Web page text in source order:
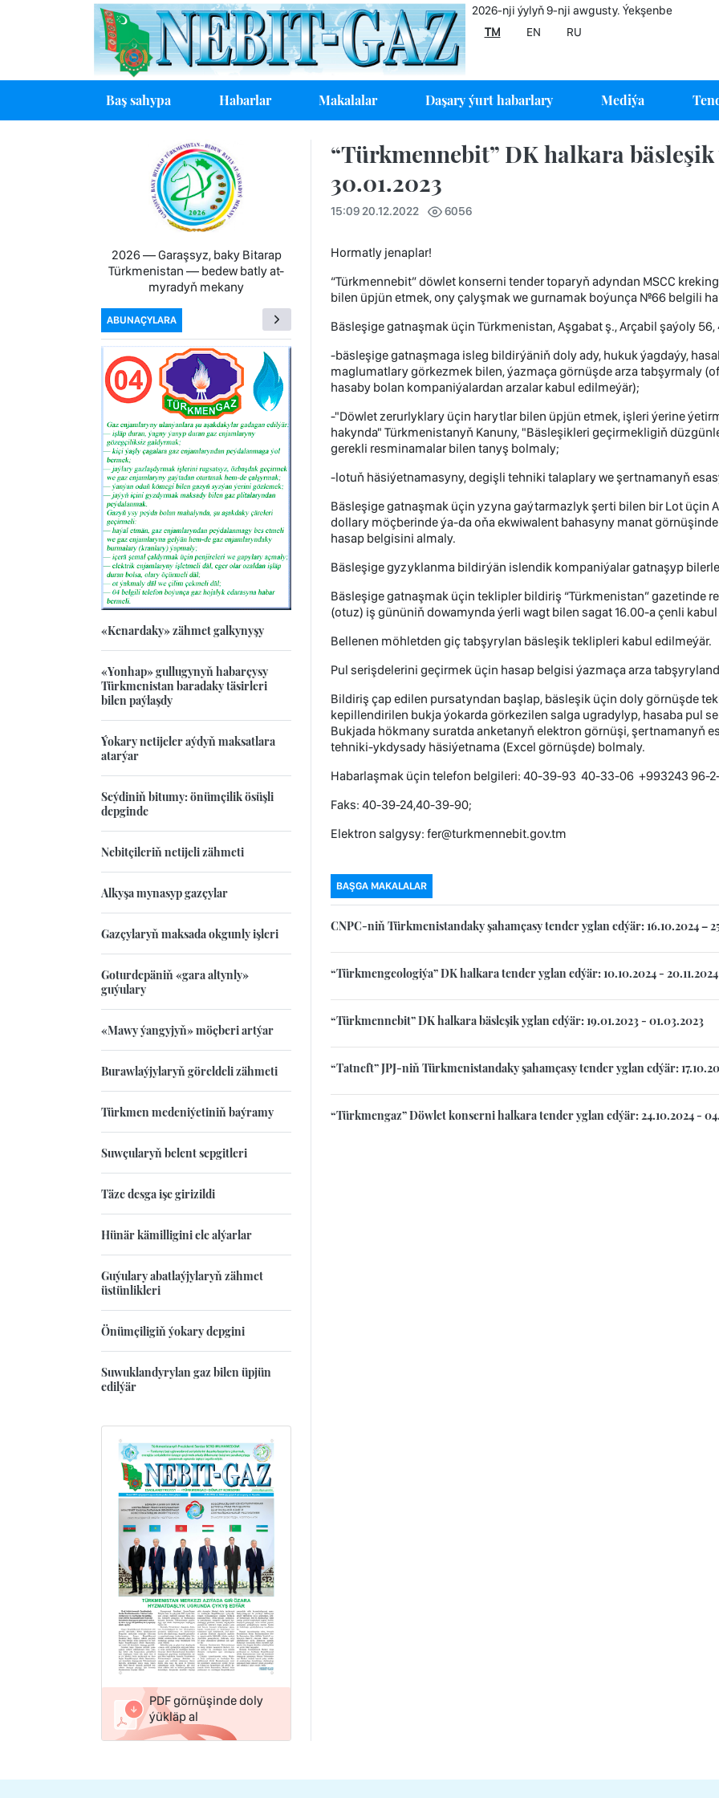
2026-nji ýylyň 9-nji awgusty. Ýekşenbe
TM
EN RU
Baş sahypa Habarlar Makalalar Daşary ýurt habarlary Mediýa
“Türkmennebit” DK halkara bäsleşik
30.01.2023
15:09 20.12.2022 6056
Hormatly jenaplar!
“Türkmennebit” döwlet konserni tender toparyň adyndan MSCC
bilen üpjün etmek, ony çalyşmak we gurnamak boýunça №66 belgili
Bäsleşige gatnaşmak üçin Türkmenistan, Aşgabat ş., Arçabil şaýoly
-bäsleşige gatnaşmaga isleg bildirýäniň doly ady, hukuk ýagdaýy,
maglumatlary görkezmek bilen, ýazmaça görnüşde arza tabşyrmaly
hasaby bolan kompaniýalardan arzalar kabul edilmeýär);
-"Döwlet zerurlyklary üçin harytlar bilen üpjün etmek, işleri ýerine
hakynda" Türkmenistanyň Kanuny, "Bäsleşikleri geçirmekligiň
gerekli resminamalar bilen tanyş bolmaly;
-lotuň häsiýetnamasyny, degişli tehniki talaplary we şertnamanyň
Bäsleşige gatnaşmak üçin yzyna gaýtarmazlyk şerti bilen bir Lot üçin
dollary möçberinde ýa-da oňa ekwiwalent bahasyny manat
hasap belgisini almaly.
Bäsleşige gyzyklanma bildirýän islendik kompaniýalar gatnaşyp
Bäsleşige gatnaşmak üçin teklipler bildiriş “Türkmenistan” gazetinde
(otuz) iş gününiň dowamynda ýerli wagt bilen sagat 16.00-a çenli kabul
Bellenen möhletden giç tabşyrylan bäsleşik teklipleri kabul edilmeýär.
Pul serişdelerini geçirmek üçin hasap belgisi ýazmaça arza
Bildiriş çap edilen pursatyndan başlap, bäsleşik üçin doly görnüşde
kepillendirilen bukja ýokarda görkezilen salga ugradylyp, hasaba pul
Bukjada hökmany suratda anketanyň elektron görnüşi, şertnamanyň
tehniki-ykdysady häsiýetnama (Excel görnüşde) bolmaly.
Habarlaşmak üçin telefon belgileri: 40-39-93 40-33-06 +993243 96-
Faks: 40-39-24,40-39-90;
Elektron salgysy: fer@turkmennebit.gov.tm
BAŞGA MAKALALAR
CNPC-niň Türkmenistandaky şahamçasy tender yglan edýär: 16.10.2024 –
“Türkmengeologiýa” DK halkara tender yglan edýär: 10.10.2024 - 20.11.2024
“Türkmennebit” DK halkara bäsleşik yglan edýär: 19.01.2023 - 01.03.2023
“Tatneft” JPJ-niň Türkmenistandaky şahamçasy tender yglan edýär:
“Türkmengaz” Döwlet konserni halkara tender yglan edýär: 24.10.2024 -
2026 — Garaşsyz, baky Bitarap
Türkmenistan — bedew batly at-
myradyň mekany
ABUNAÇYLARA
«Kenardaky» zähmet galkynyşy
«Yonhap» gullugynyň habarçysy
Türkmenistan baradaky täsirleri
bilen paýlaşdy
Ýokary netijeler aýdyň maksatlara
atarýar
Seýdiniň bitumy: önümçilik ösüşli
depginde
Nebitçileriň netijeli zähmeti
Alkyşa mynasyp gazçylar
Gazçylaryň maksada okgunly işleri
Goturdepäniň «gara altynly»
guýulary
«Mawy ýangyjyň» möçberi artýar
Burawlaýjylaryň göreldeli zähmeti
Türkmen medeniýetiniň baýramy
Suwçularyň belent sepgitleri
Täze desga işe girizildi
Hünär kämilligini ele alýarlar
Guýulary abatlaýjylaryň zähmet
üstünlikleri
Önümçiligiň ýokary depgini
Suwuklandyrylan gaz bilen üpjün
edilýär
PDF görnüşinde doly
ýükläp al